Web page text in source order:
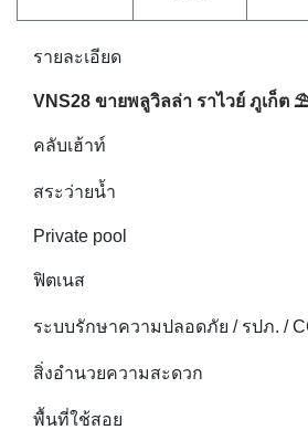
รายละเอียด
VNS28 ขายพลูวิลล่า ราไวย์ ภูเก็ต
คลับเฮ้าท์
สระว่ายน้ำ
Private pool
ฟิตเนส
ระบบรักษาความปลอดภัย / รปภ. /
สิ่งอำนวยความสะดวก
พื้นที่ใช้สอย